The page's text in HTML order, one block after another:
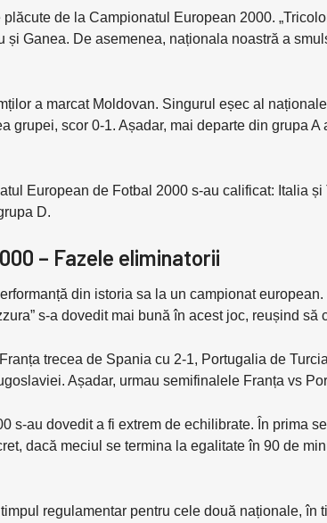
de la Campionatul European 2000.
Ganea. De asemenea, naționala noastră a
a marcat Moldovan. Singurul eșec al
grupei, scor 0-1. Așadar, mai departe din grupa
European de Fotbal 2000 s-au calificat: Italia
D.
– Fazele eliminatorii
din istoria sa la un campionat
s-a dovedit mai bună în acest joc, reușind să
trecea de Spania cu 2-1, Portugalia de
Așadar, urmau semifinalele Franța vs
s-au dovedit a fi extrem de echilibrate. În prima
dacă meciul se termina la egalitate în 90 de
regulamentar pentru cele două naționale,